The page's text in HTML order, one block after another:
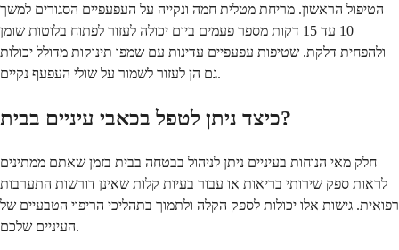
הטיפול הראשון. מריחת מטלית חמה ונקייה על העפעפיים הסגורים למשך
10 עד 15 דקות מספר פעמים ביום יכולה לעזור לפתוח בלוטות שומן
ולהפחית דלקת. שטיפות עפעפיים עדינות עם שמפו תינוקות מדולל יכולות
גם הן לעזור לשמור על שולי העפעף נקיים.
כיצד ניתן לטפל בכאבי עיניים בבית?
חלק מאי הנוחות בעיניים ניתן לניהול בבטחה בבית בזמן שאתם ממתינים
לראות ספק שירותי בריאות או עבור בעיות קלות שאינן דורשות התערבות
רפואית. גישות אלו יכולות לספק הקלה ולתמוך בתהליכי הריפוי הטבעיים של
העיניים שלכם.